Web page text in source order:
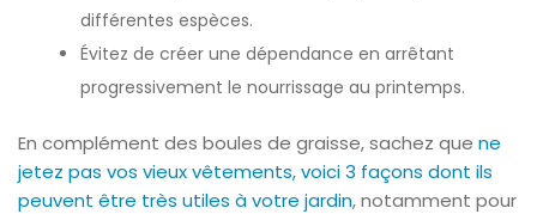
différentes espèces.
Évitez de créer une dépendance en arrêtant
progressivement le nourrissage au printemps.
En complément des boules de graisse, sachez que ne
jetez pas vos vieux vêtements, voici 3 façons dont ils
peuvent être très utiles à votre jardin, notamment pour